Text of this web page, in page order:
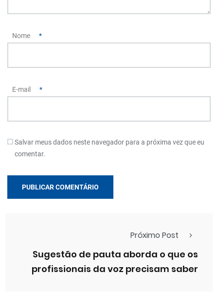
Nome *
E-mail *
Salvar meus dados neste navegador para a próxima vez que eu
comentar.
Próximo Post
Sugestão de pauta aborda o que os
profissionais da voz precisam saber